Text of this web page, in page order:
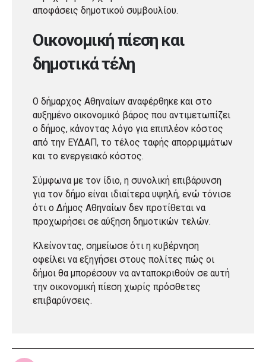
αποφάσεις δημοτικού συμβουλίου.
Οικονομική πίεση και
δημοτικά τέλη
Ο δήμαρχος Αθηναίων αναφέρθηκε και στο
αυξημένο οικονομικό βάρος που αντιμετωπίζει
ο δήμος, κάνοντας λόγο για επιπλέον κόστος
από την ΕΥΔΑΠ, το τέλος ταφής απορριμμάτων
και το ενεργειακό κόστος.
Σύμφωνα με τον ίδιο, η συνολική επιβάρυνση
για τον δήμο είναι ιδιαίτερα υψηλή, ενώ τόνισε
ότι ο Δήμος Αθηναίων δεν προτίθεται να
προχωρήσει σε αύξηση δημοτικών τελών.
Κλείνοντας, σημείωσε ότι η κυβέρνηση
οφείλει να εξηγήσει στους πολίτες πώς οι
δήμοι θα μπορέσουν να ανταποκριθούν σε αυτή
την οικονομική πίεση χωρίς πρόσθετες
επιβαρύνσεις.